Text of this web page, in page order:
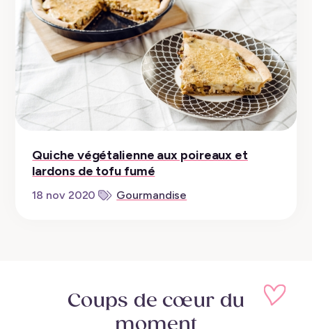
Quiche végétalienne aux poireaux et
lardons de tofu fumé
18 nov 2020 Gourmandise
Coups de cœur du